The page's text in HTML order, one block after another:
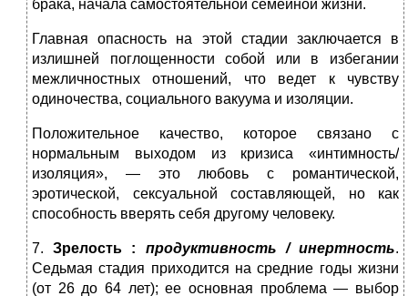
брака, начала самостоятельной семейной жизни.
Главная опасность на этой стадии заключается в
излишней поглощенности собой или в избегании
межличностных отношений, что ведет к чувству
одиночества, социального вакуума и изоляции.
Положительное качество, которое связано с
нормальным выходом из кризиса «интимность/
изоляция», — это любовь с романтической,
эротической, сексуальной составляющей, но как
способность вверять себя другому человеку.
7.Зрелость : продуктивность / инертность.
Седьмая стадия приходится на средние годы жизни
(от 26 до 64 лет); ее основная проблема — выбор